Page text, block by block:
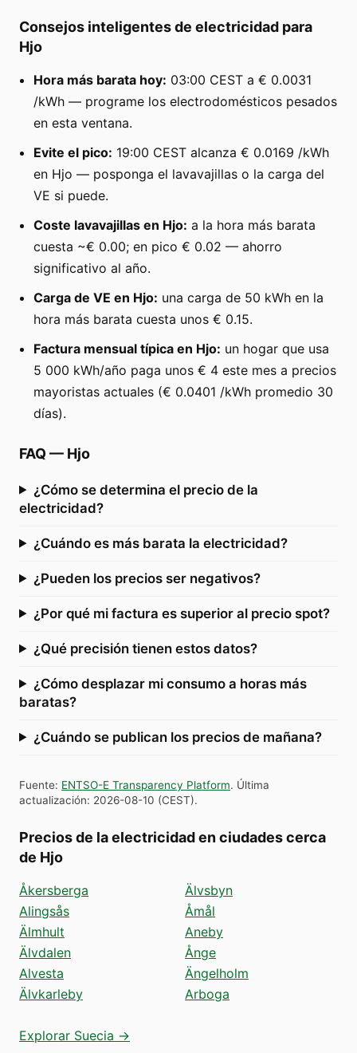
Consejos inteligentes de electricidad para
Hjo
Hora más barata hoy: 03:00 CEST a € 0.0031
/kWh — programe los electrodomésticos pesados
en esta ventana.
Evite el pico: 19:00 CEST alcanza € 0.0169 /kWh
en Hjo — posponga el lavavajillas o la carga del
VE si puede.
Coste lavavajillas en Hjo: a la hora más barata
cuesta ~€ 0.00; en pico € 0.02 — ahorro
significativo al año.
Carga de VE en Hjo: una carga de 50 kWh en la
hora más barata cuesta unos € 0.15.
Factura mensual típica en Hjo: un hogar que usa
5 000 kWh/año paga unos € 4 este mes a precios
mayoristas actuales (€ 0.0401 /kWh promedio 30
días).
FAQ — Hjo
¿Cómo se determina el precio de la
electricidad?
¿Cuándo es más barata la electricidad?
¿Pueden los precios ser negativos?
¿Por qué mi factura es superior al precio spot?
¿Qué precisión tienen estos datos?
¿Cómo desplazar mi consumo a horas más
baratas?
¿Cuándo se publican los precios de mañana?
Fuente: ENTSO-E Transparency Platform. Última
actualización: 2026-08-10 (CEST).
Precios de la electricidad en ciudades cerca
de Hjo
Åkersberga
Alingsås
Älmhult
Älvdalen
Alvesta
Älvkarleby
Älvsbyn
Åmål
Aneby
Ånge
Ängelholm
Arboga
Explorar Suecia →